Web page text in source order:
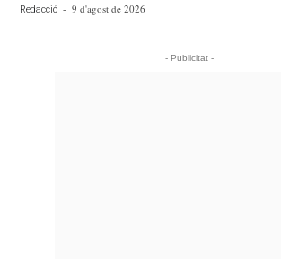
Redacció - 9 d'agost de 2026
- Publicitat -